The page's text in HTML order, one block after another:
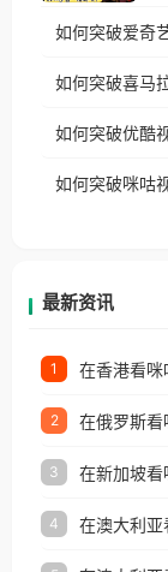
播
如何突破爱奇
如何突破喜马
如何突破优酷
如何突破咪咕
最新资讯
1
2
3
4